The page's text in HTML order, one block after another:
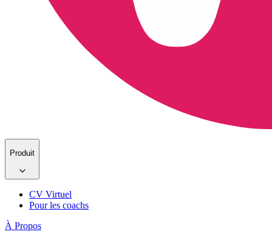
Produit
CV Virtuel
Pour les coachs
À Propos